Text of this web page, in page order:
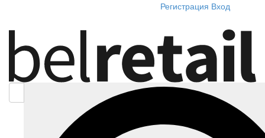
Регистрация Вход